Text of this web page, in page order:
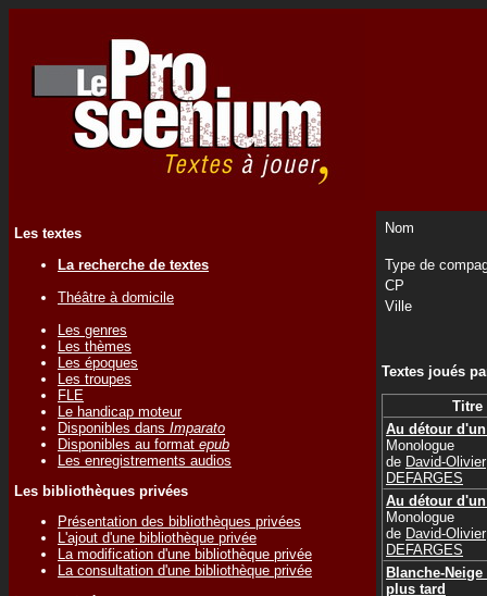
Les textes
La recherche de textes
Théâtre à domicile
Les genres
Les thèmes
Les époques
Les troupes
FLE
Le handicap moteur
Disponibles dans Imparato
Disponibles au format epub
Les enregistrements audios
Les bibliothèques privées
Présentation des bibliothèques privées
L'ajout d'une bibliothèque privée
La modification d'une bibliothèque privée
La consultation d'une bibliothèque privée
Nom
Type de
CP
Ville
Textes joués
Titre
Au détour
Monologue
de David-Olivier
DEFARGES
Au détour
Monologue
de David-Olivier
DEFARGES
Blanche-Neige
plus tard